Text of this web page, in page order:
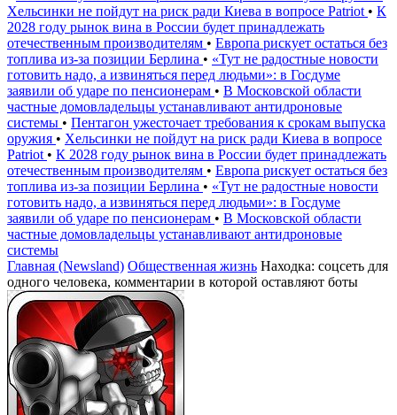
Хельсинки не пойдут на риск ради Киева в вопросе Patriot • К
2028 году рынок вина в России будет принадлежать
отечественным производителям • Европа рискует остаться без
топлива из-за позиции Берлина • «Тут не радостные новости
готовить надо, а извиняться перед людьми»: в Госдуме
заявили об ударе по пенсионерам • В Московской области
частные домовладельцы устанавливают антидроновые
системы • Пентагон ужесточает требования к срокам выпуска
оружия • Хельсинки не пойдут на риск ради Киева в вопросе
Patriot • К 2028 году рынок вина в России будет принадлежать
отечественным производителям • Европа рискует остаться без
топлива из-за позиции Берлина • «Тут не радостные новости
готовить надо, а извиняться перед людьми»: в Госдуме
заявили об ударе по пенсионерам • В Московской области
частные домовладельцы устанавливают антидроновые
системы
Главная (Newsland) Общественная жизнь Находка: соцсеть для
одного человека, комментарии в которой оставляют боты